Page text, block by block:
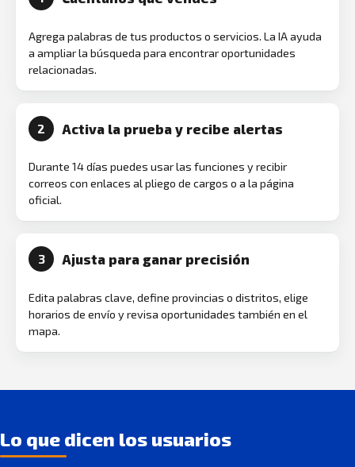
Agrega palabras de tus productos o servicios. La IA ayuda
a ampliar la búsqueda para encontrar oportunidades
relacionadas.
2 Activa la prueba y recibe alertas
Durante 14 días puedes usar las funciones y recibir
correos con enlaces al pliego de cargos o a la página
oficial.
3 Ajusta para ganar precisión
Edita palabras clave, define provincias o distritos, elige
horarios de envío y revisa oportunidades también en el
mapa.
Lo que dicen los usuarios